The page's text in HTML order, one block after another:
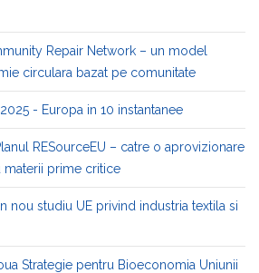
Repair Network – un model
circulara bazat pe comunitate
- Europa in 10 instantanee
RESourceEU – catre o aprovizionare
materii prime critice
nou studiu UE privind industria textila si
Strategie pentru Bioeconomia Uniunii